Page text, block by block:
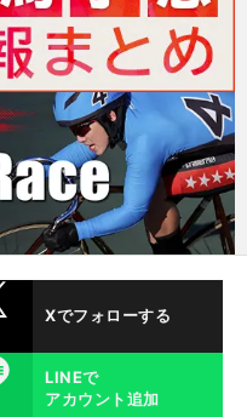
Xでフォローする
LINEで
アカウント追加